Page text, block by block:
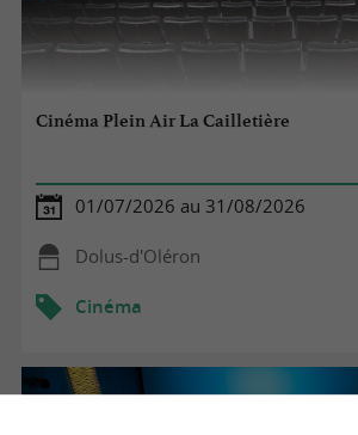
Cinéma Plein Air La Cailletière
01/07/2026 au 31/08/2026
Dolus-d'Oléron
Cinéma